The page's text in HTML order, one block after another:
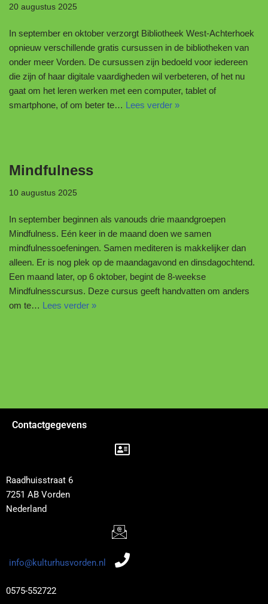
20 augustus 2025
In september en oktober verzorgt Bibliotheek West-Achterhoek
opnieuw verschillende gratis cursussen in de bibliotheken van
onder meer Vorden. De cursussen zijn bedoeld voor iedereen
die zijn of haar digitale vaardigheden wil verbeteren, of het nu
gaat om het leren werken met een computer, tablet of
smartphone, of om beter te… Lees verder »
Mindfulness
10 augustus 2025
In september beginnen als vanouds drie maandgroepen
Mindfulness. Eén keer in de maand doen we samen
mindfulnessoefeningen. Samen mediteren is makkelijker dan
alleen. Er is nog plek op de maandagavond en dinsdagochtend.
Een maand later, op 6 oktober, begint de 8-weekse
Mindfulnesscursus. Deze cursus geeft handvatten om anders
om te… Lees verder »
Contactgegevens
Raadhuisstraat 6
7251 AB Vorden
Nederland
info@kulturhusvorden.nl
0575-552722